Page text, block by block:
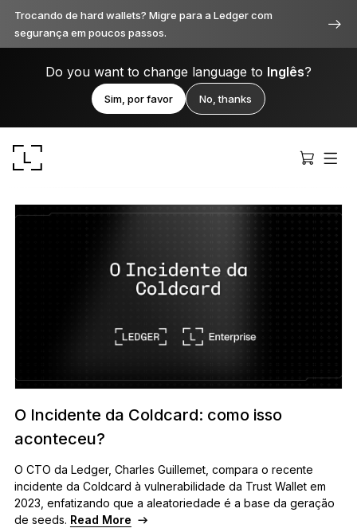
Trocando de hard wallets? Migre para a Ledger com
segurança em poucos passos.
Do you want to change language to Inglês?
Sim, por favor No, thanks
Ledger Stax
O novo padrão
Ledger Nano
NOVAS CORES
Ledger Nano
O Incidente da Coldcard: como isso
aconteceu?
O CTO da Ledger, Charles Guillemet, compara o recente
incidente da Coldcard à vulnerabilidade da Trust Wallet em
2023, enfatizando que a aleatoriedade é a base da geração
de seeds. Read More